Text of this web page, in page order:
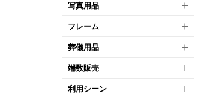
写真用品
フレーム
葬儀用品
端数販売
利用シーン